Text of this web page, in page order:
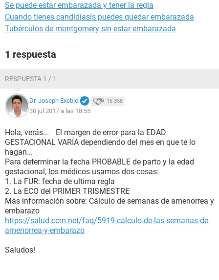
Se puede estar embarazada y tener la regla
Cuando tienes candidiasis puedes quedar embarazada
Tubérculos de montgomery sin estar embarazada
1 respuesta
RESPUESTA 1 / 1
Dr. Joseph Exebio 16.358
30 jul 2017 a las 18:55
Hola, verás... El margen de error para la EDAD
GESTACIONAL VARÍA dependiendo del mes en que te lo
hagan...
Para determinar la fecha PROBABLE de parto y la edad
gestacional, los médicos usamos dos cosas:
1. La FUR: fecha de ultima regla
2. La ECO del PRIMER TRISMESTRE
Más información sobre: Cálculo de semanas de amenorrea y
embarazo
https://salud.ccm.net/faq/5919-calculo-de-las-semanas-de-
amenorrea-y-embarazo
Saludos!